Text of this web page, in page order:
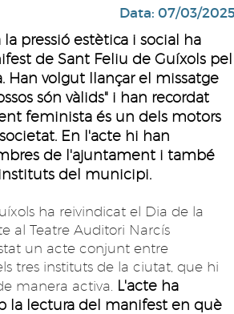
Data: 07/03/
pressió estètica i social ha
de Sant Feliu de Guíxols pel
Han volgut llançar el missatge
són vàlids" i han recordat
feminista és un dels motors
En l'acte hi han
de l'ajuntament i també
del municipi.
ha reivindicat el Dia de la
al Teatre Auditori Narcís
un acte conjunt entre
tres instituts de la ciutat, que hi
manera activa. L'acte ha
la lectura del manifest en què